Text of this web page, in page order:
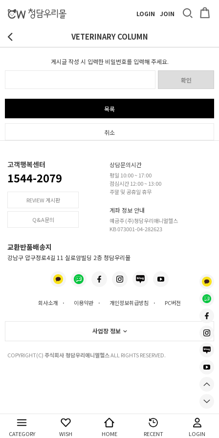
LOGIN JOIN
VETERINARY COLUMN
게시글 작성 시 입력한 비밀번호를 입력해 주세요.
확인
목록
취소
CATEGORY WISH HOME RECENT LOGIN
고객행복센터
1544-2079
REVIEW 게시판
Q&A문의
상담문의시간
평일 10:00 ~ 17:00
점심시간 12:00 ~ 13:00
주말 및 공휴일 휴무
계좌 정보 안내
예금주 (주)청담우리애니멀헬스
KB 073001-04-282623
교환반품배송지
강남구 압구정로4길 11 실로암빌딩 2층 청담우리몰
회사소개 · 이용약관 · 개인정보취급방침 · PC버전
사업장 정보
COPYRIGHT(C)주식회사 청담우리애니멀헬스ALL RIGHTS RESERVED.